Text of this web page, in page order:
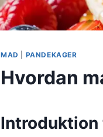
MAD PANDEKAGER
Hvordan
Introduktion